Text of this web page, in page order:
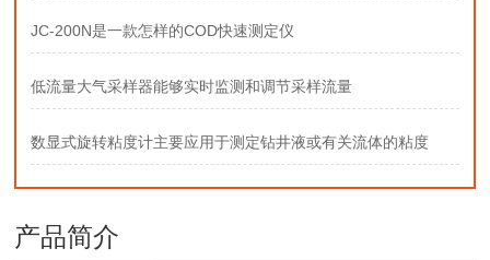
JC-200N是一款怎样的COD快速测定仪
低流量大气采样器能够实时监测和调节采样流量
数显式旋转粘度计主要应用于测定钻井液或有关流体的粘度
产品简介